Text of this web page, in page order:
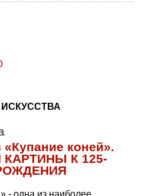
коней».
К 125-
- одна из наиболее